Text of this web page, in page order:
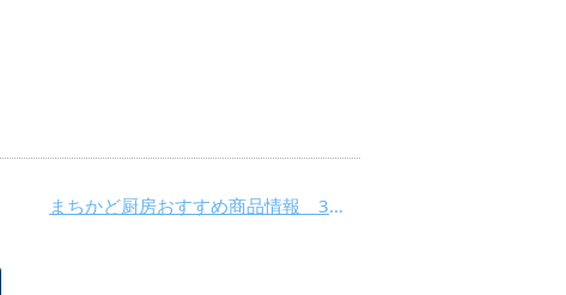
まちかど厨房おすすめ商品情報 3月8日(火)